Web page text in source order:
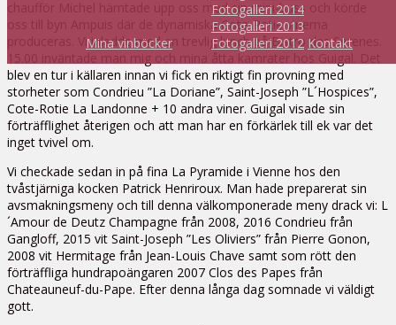
Mina vinböcker
Fotogalleri 2014
Fotogalleri 2013
Fotogalleri 2012 Kontakt
chaufför Michel hämtade upp oss med sin mini-buss och körde
oss till byn Ampuis där de dynamiska Cote-Rotie vinerna
produceras. Vi inledde med en trevlig lunch på Bistro des Serenes.
15.00 inväntade man mig och mina åtta kamrater hos Guigal. Det
blev en tur i källaren innan vi fick en riktigt fin provning med
storheter som Condrieu ”La Doriane”, Saint-Joseph ”L´Hospices”,
Cote-Rotie La Landonne + 10 andra viner. Guigal visade sin
förträfflighet återigen och att man har en förkärlek till ek var det
inget tvivel om.
Vi checkade sedan in på fina La Pyramide i Vienne hos den
tvåstjärniga kocken Patrick Henriroux. Man hade preparerat sin
avsmakningsmeny och till denna välkomponerade meny drack vi: L
´Amour de Deutz Champagne från 2008, 2016 Condrieu från
Gangloff, 2015 vit Saint-Joseph ”Les Oliviers” från Pierre Gonon,
2008 vit Hermitage från Jean-Louis Chave samt som rött den
förträffliga hundrapoängaren 2007 Clos des Papes från
Chateauneuf-du-Pape. Efter denna långa dag somnade vi väldigt
gott.